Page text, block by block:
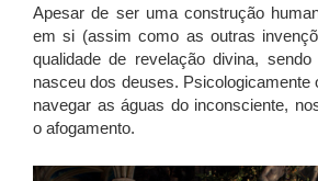
Apesar de ser uma construção
em si (assim como as outras
qualidade de revelação divina,
nasceu dos deuses. Psicologicamente
navegar as águas do inconsciente,
o afogamento.